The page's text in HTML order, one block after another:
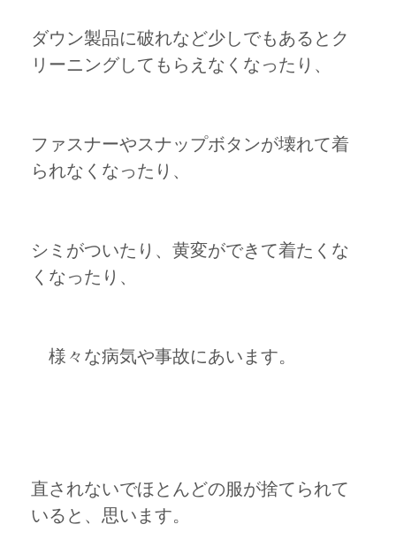
ダウン製品に破れなど少しでもあるとク
リーニングしてもらえなくなったり、
ファスナーやスナップボタンが壊れて着
られなくなったり、
シミがついたり、黄変ができて着たくな
くなったり、
様々な病気や事故にあいます。
直されないでほとんどの服が捨てられて
いると、思います。